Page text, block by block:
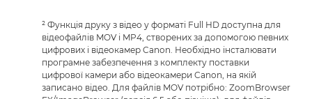
² Функція друку з відео у форматі Full HD доступна для
відеофайлів MOV і MP4, створених за допомогою певних
цифрових і відеокамер Canon. Необхідно інсталювати
програмне забезпечення з комплекту поставки
цифрової камери або відеокамери Canon, на якій
записано відео. Для файлів MOV потрібно: ZoomBrowser